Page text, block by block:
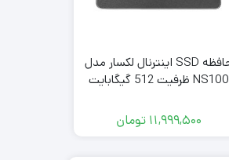
حافظه SSD اینترنال لکسار مدل
NS100 ظرفیت 512 گیگابایت
11,999,500 تومان